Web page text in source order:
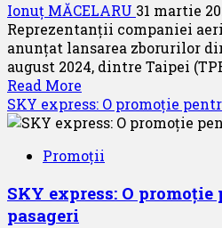
Ionuț MĂCELARU 31 martie
Reprezentanții companiei
anunțat lansarea zborurilor
august 2024, dintre Taipei
Read More
more
about
Airlines
un
SKY express: O promoție
Promoții
SKY express: O
pasageri